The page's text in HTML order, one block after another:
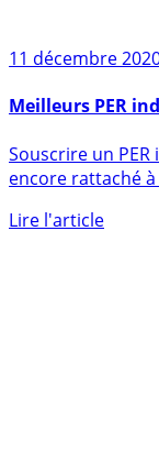
11 décembre 2020
Meilleurs PER
Souscrire un
encore rattaché à